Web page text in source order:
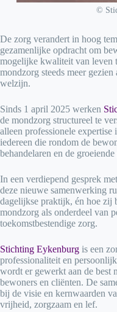
©
De zorg verandert in hoog
gezamenlijke opdracht om
mogelijke kwaliteit van
mondzorg steeds meer
welzijn.
Sinds 1 april 2025 werken
de mondzorg structureel te
alleen professionele
iedereen die rondom de
behandelaren en de
In een verdiepend gesprek
deze nieuwe samenwerking
dagelijkse praktijk, én hoe zij
mondzorg als onderdeel van
toekomstbestendige zorg.
Stichting Eykenburg is een
professionaliteit en
wordt er gewerkt aan de best
bewoners en cliënten. De
bij de visie en kernwaarden
vrijheid, zorgzaam en lef.